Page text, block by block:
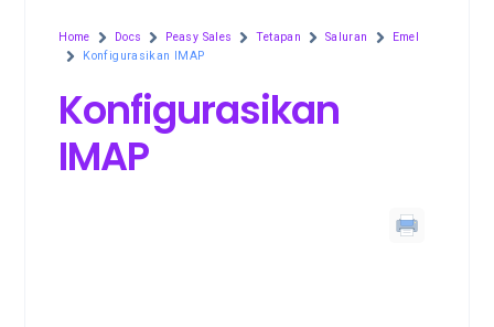
Home Docs Peasy Sales Tetapan Saluran
Emel
Konfigurasikan IMAP
Konfigurasikan
IMAP